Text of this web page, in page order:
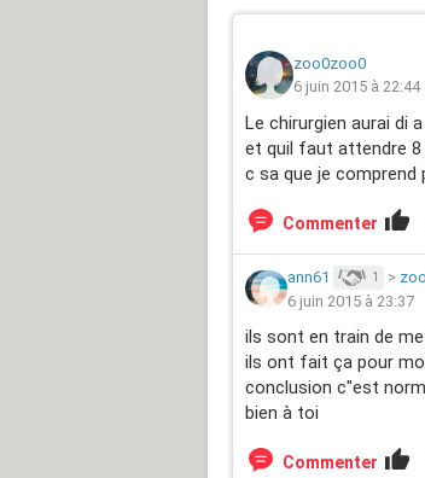
zoo0zoo0
6 juin 2015 à 22:44
Le chirurgien aurai di
et quil faut attendre 8
c sa que je comprend
Commenter
ann61 1 >
6 juin 2015 à 23:37
ils sont en train de
ils ont fait ça pour
conclusion c"est
bien à toi
Commenter